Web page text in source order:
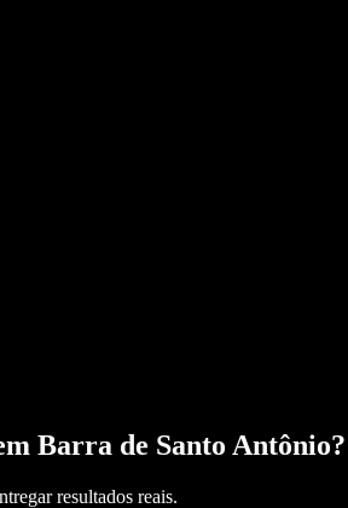
Barra de Santo Antônio?
resultados reais.